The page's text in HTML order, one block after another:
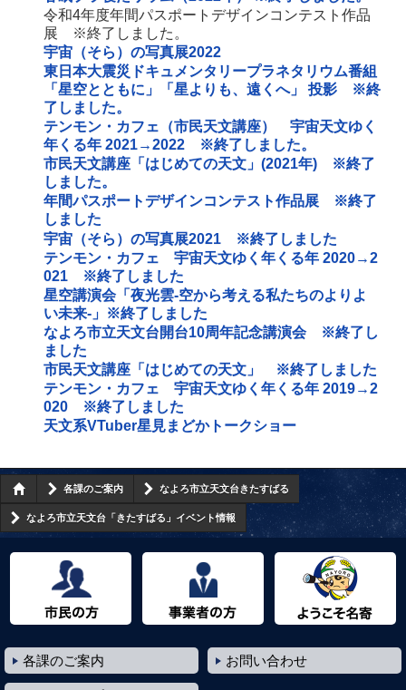
令和4年度年間パスポートデザインコンテスト作品
展 ※終了しました。
宇宙（そら）の写真展2022
東日本大震災ドキュメンタリープラネタリウム番組
「星空とともに」「星よりも、遠くへ」 投影 ※終
了しました。
テンモン・カフェ（市民天文講座） 宇宙天文ゆく
年くる年 2021→2022 ※終了しました。
市民天文講座「はじめての天文」(2021年) ※終了
しました。
年間パスポートデザインコンテスト作品展 ※終了
しました
宇宙（そら）の写真展2021 ※終了しました
テンモン・カフェ 宇宙天文ゆく年くる年 2020→2
021 ※終了しました
星空講演会「夜光雲‐空から考える私たちのよりよ
い未来‐」※終了しました
なよろ市立天文台開台10周年記念講演会 ※終了し
ました
市民天文講座「はじめての天文」 ※終了しました
テンモン・カフェ 宇宙天文ゆく年くる年 2019→2
020 ※終了しました
天文系VTuber星見まどかトークショー
各課のご案内 なよろ市立天文台きたすばる
なよろ市立天文台「きたすばる」イベント情報
各課のご案内 お問い合わせ